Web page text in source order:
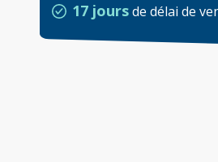
17 joursde délai de